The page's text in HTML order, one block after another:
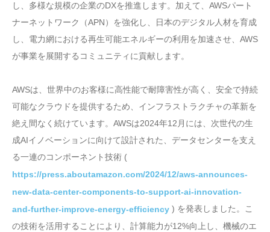
し、多様な規模の企業のDXを推進します。加えて、AWSパート
ナーネットワーク（APN）を強化し、日本のデジタル人材を育成
し、電力網における再生可能エネルギーの利用を加速させ、AWS
が事業を展開するコミュニティに貢献します。
AWSは、世界中のお客様に高性能で耐障害性が高く、安全で持続
可能なクラウドを提供するため、インフラストラクチャの革新を
絶え間なく続けています。AWSは2024年12月には、次世代の生
成AIイノベーションに向けて設計された、データセンターを支え
る一連のコンポーネント技術 (
https://press.aboutamazon.com/2024/12/aws-announces-
new-data-center-components-to-support-ai-innovation-
and-further-improve-energy-efficiency ) を発表しました。こ
の技術を活用することにより、計算能力が12%向上し、機械のエ